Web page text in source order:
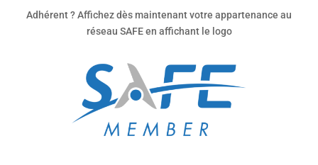
Adhérent ? Affichez dès maintenant votre appartenance au
réseau SAFE en affichant le logo